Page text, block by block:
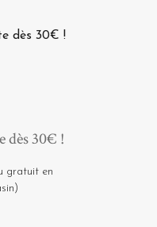
dès 30€ !
gratuit en